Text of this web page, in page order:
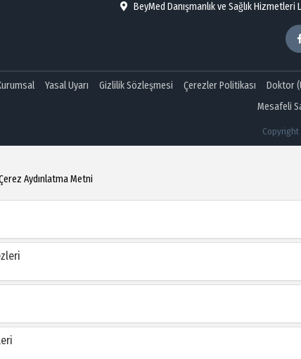
BeyMed Danışmanlık ve Sağlık
Yasal Uyarı Gizlilik Sözleşmesi Çerezler Politikası Doktor
Mesafeli
Aydınlatma Metni